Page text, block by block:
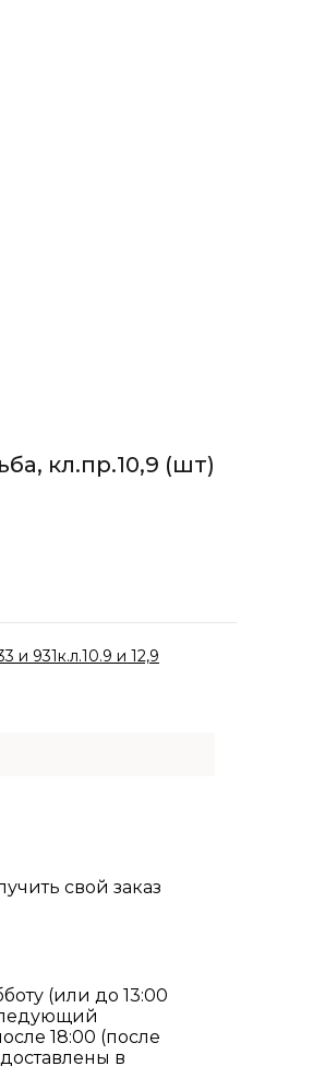
кл.пр.10,9 (шт)
и 931к.л.10.9 и 12,9
свой заказ
(или до 13:00
18:00 (после
в